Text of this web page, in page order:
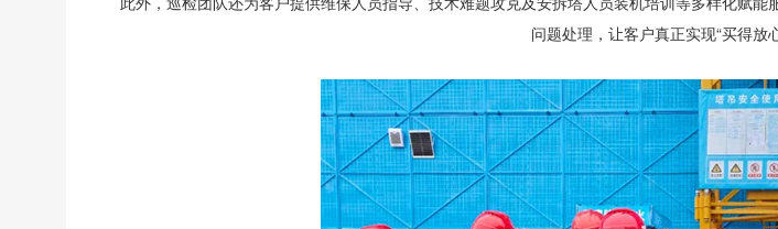
问题处理，让客户真正实现“买得放